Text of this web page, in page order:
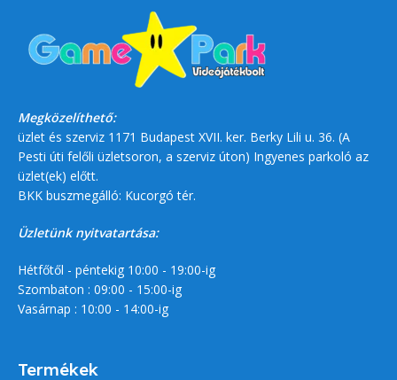
Megközelíthető:
üzlet és szerviz 1171 Budapest XVII. ker. Berky Lili u. 36. (A
Pesti úti felőli üzletsoron, a szerviz úton) Ingyenes parkoló az
üzlet(ek) előtt.
BKK buszmegálló: Kucorgó tér.
Üzletünk nyitvatartása:
Hétfőtől - péntekig 10:00 - 19:00-ig
Szombaton : 09:00 - 15:00-ig
Vasárnap : 10:00 - 14:00-ig
Termékek